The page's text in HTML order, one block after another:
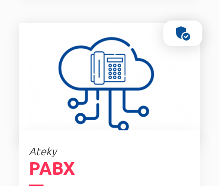
Ateky
PABX